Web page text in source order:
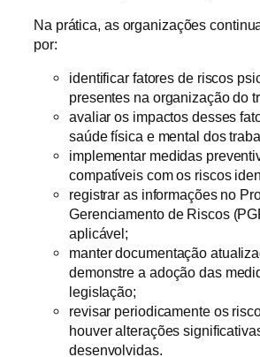
Na prática, as organizações
por:
identificar fatores de riscos
presentes na organização do
avaliar os impactos desses
saúde física e mental dos
implementar medidas
compatíveis com os riscos
registrar as informações no
Gerenciamento de Riscos
aplicável;
manter documentação
demonstre a adoção das
legislação;
revisar periodicamente os
houver alterações
desenvolvidas.